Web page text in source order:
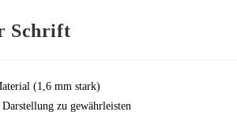
Schrift
(1,6 mm stark)
zu gewährleisten